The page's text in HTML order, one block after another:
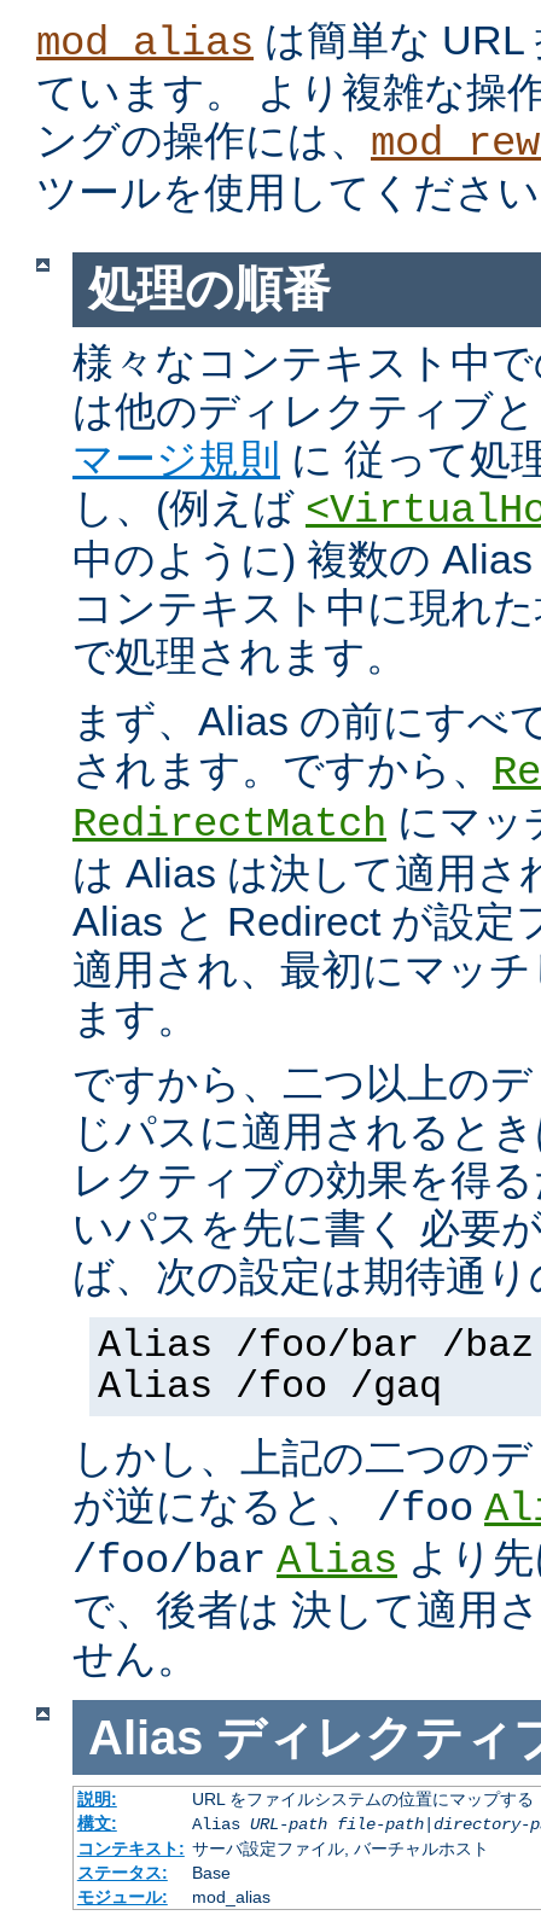
mod_alias は簡単な URL
ています。 より複雑な操
ングの操作には、
ツールを使用してくださ
処理の順番
様々なコンテキスト中
は他のディレクティブ
マージ規則 に 従って処
し、(例えば
中のように) 複数の
コンテキスト中に現れ
で処理されます。
まず、Alias の前にすべ
されます。ですから、
RedirectMatch にマッ
は Alias は決して適用さ
Alias と Redirect が設定
適用され、最初にマッ
ます。
ですから、二つ以上の
じパスに適用されると
レクティブの効果を得
いパスを先に書く 必要
ば、次の設定は期待通
Alias /foo/bar /baz
Alias /foo /gaq
しかし、上記の二つの
が逆になると、 /foo
/foo/bar Alias より
で、後者は 決して適用
せん。
Alias ディレクティ
説明:
URL をファイルシステムの位置にマップする
構文:
Alias URL-path file-path| directory-
コンテキスト: サーバ設定ファイル, バーチャルホスト
ステータス:
Base
モジュール:
mod_alias